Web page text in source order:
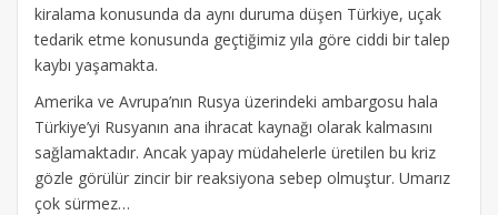
kiralama konusunda da aynı duruma düşen Türkiye, uçak
tedarik etme konusunda geçtiğimiz yıla göre ciddi bir talep
kaybı yaşamakta.
Amerika ve Avrupa’nın Rusya üzerindeki ambargosu hala
Türkiye’yi Rusyanın ana ihracat kaynağı olarak kalmasını
sağlamaktadır. Ancak yapay müdahelerle üretilen bu kriz
gözle görülür zincir bir reaksiyona sebep olmuştur. Umarız
çok sürmez…